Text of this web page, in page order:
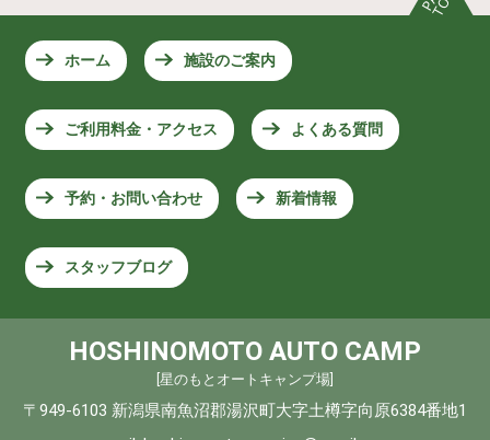
ホーム 施設のご案内
ご利用料金・アクセス よくある質問
予約・お問い合わせ 新着情報
スタッフブログ
HOSHINOMOTO AUTO CAMP
[星のもとオートキャンプ場]
〒949-6103 新潟県南魚沼郡湯沢町大字土樽字向原6384番地1